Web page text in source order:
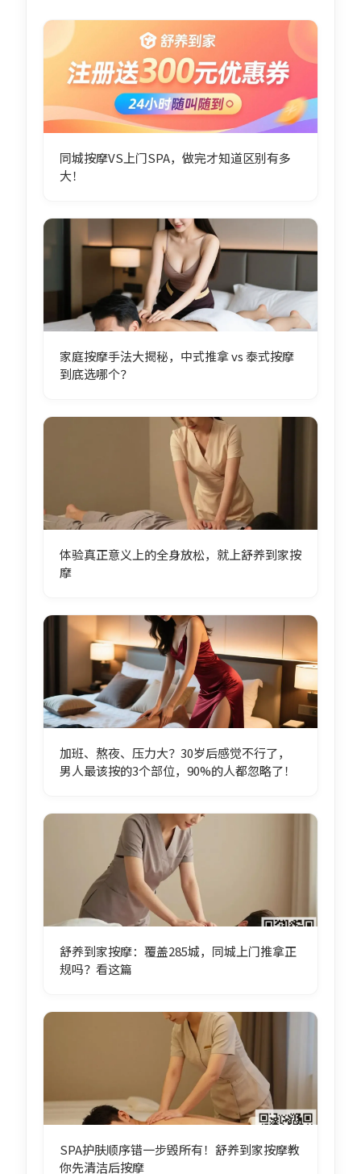
同城按摩VS上门SPA，做完才知道区别有多
大！
家庭按摩手法大揭秘，中式推拿 vs 泰式按摩
到底选哪个？
体验真正意义上的全身放松，就上舒养到家按
摩
加班、熬夜、压力大？30岁后感觉不行了，
男人最该按的3个部位，90%的人都忽略了！
舒养到家按摩：覆盖285城，同城上门推拿正
规吗？看这篇
SPA护肤顺序错一步毁所有！舒养到家按摩教
你先清洁后按摩